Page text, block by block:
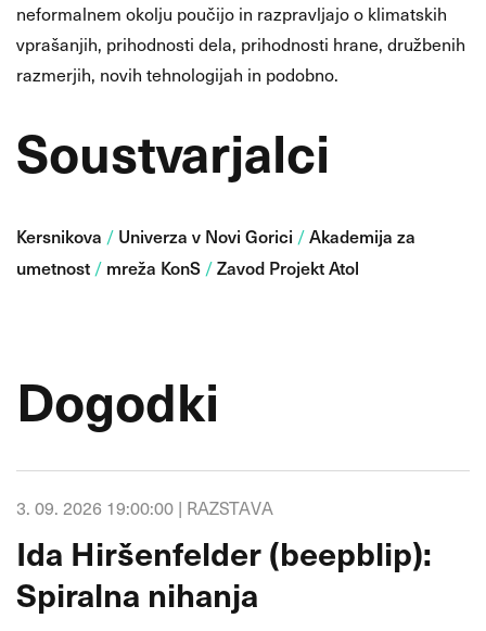
neformalnem okolju poučijo in razpravljajo o klimatskih
vprašanjih, prihodnosti dela, prihodnosti hrane, družbenih
razmerjih, novih tehnologijah in podobno.
Soustvarjalci
Kersnikova / Univerza v Novi Gorici /Akademija za
umetnost / mreža KonS /Zavod Projekt Atol
Dogodki
3. 09. 2026 19:00:00 | RAZSTAVA
Ida Hiršenfelder (beepblip):
Spiralna nihanja